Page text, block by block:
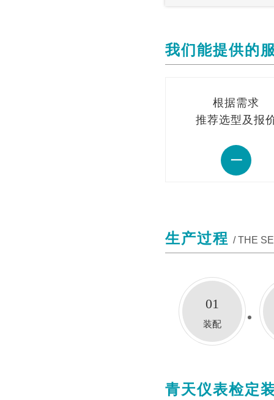
我们能提供的
根据需求
推荐选型及报
一
生产过程 / THE
01
装配
青天仪表检定